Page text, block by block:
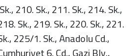
210. Sk., 211. Sk., 214. Sk.,
Sk., 219. Sk., 220. Sk., 221.
225/1. Sk., Anadolu Cd.,